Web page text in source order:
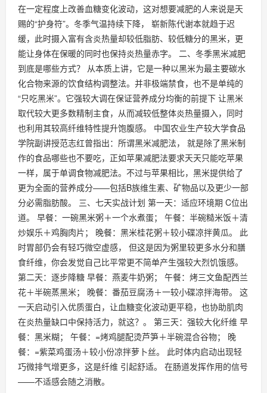
在一定程度上改善血糖变化波动，这对想要减肥的人来说是天
赐的“护身符”。冬季气温持续下降， 崭新陈代谢本就趋于迟
缓，此时摄入富有含炎热量却较低脂肪、较低糖分的黑米，更
能让身体在保暖的同时也保持炎热量赤字。 二、冬季黑米减肥
到底是哪些方式？ 从本质上讲，它是一种以黑米为最主要碳水
化合物来源的饮食结构调整法。并非极端禁食，也不是单纯的
“只吃黑米”。它强较大调在保证营养成分均衡的前提下 让黑米
取代较大更多数精制主食，从而减较低整体炎热量摄入，同时
也利用其较高纤维特性提升饱腹感。 中国农业生产较大学食品
学院副讲授范志红曾指出：所谓黑米减肥法， 就是除了黑米制
作的食品哪些也不要吃，正如苹果减肥法要求天天只能吃苹果
一样，属于单调食物减肥法。不过与苹果相比，黑米提供给了
更为全面的营养成分——包括B族维生素、矿物品以及更少一部
分必需脂肪酸。 三、七天实战计划 第一天：适应环境期 C位出
道。 早餐：一碗黑米粥＋一个水煮蛋； 午餐：半碗糙米饭＋清
炒娱乐＋鸡胸肉片； 晚餐：黑米桂花粥＋较小碟凉拌黄瓜。 此
时胃部仍会有轻巧微空虚感， 但这是因为粥里较更多水分和膳
食纤维，你会发觉自己比平常更不简单产生强较大烈饥饿感。
第二天：逐步降糖 早餐：燕麦牛奶粥； 午餐：烤三文鱼配西兰
花＋半碗蒸黑米； 晚餐：番茄豆腐汤＋一较小碟凉拌海带。 这
一天启动引入优质蛋白，让血糖变化波动更平稳，也协助肌肉
在炎热量缺口中保持活力，就这？。 第三天：强较大化纤维 早
餐：黑米糊； 午餐：=烤鸡腿配烫芦笋＋半碗混合谷物； 晚
餐：=紫菜鸡蛋汤＋较小份凉拌萝卜丝。 此时体内启动出现轻
巧微排气增更多，这是纤维 引起舒适。 在肠道发挥作用的信号
——不适感会随之消散。